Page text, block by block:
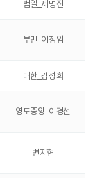
범일_제명진
부민_이정임
대한_김성희
영도중앙-이경선
변지현